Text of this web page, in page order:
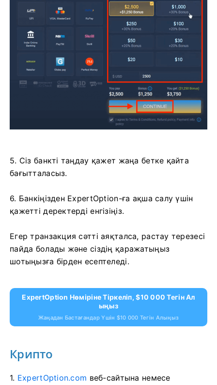
5. Сіз банкті таңдау қажет жаңа бетке қайта
бағытталасыз.
6. Банкіңізден ExpertOption-ға ақша салу үшін
қажетті деректерді енгізіңіз.
Егер транзакция сәтті аяқталса, растау терезесі
пайда болады және сіздің қаражатыңыз
шотыңызға бірден есептеледі.
ExpertOption Нөміріне Тіркеліп, $10 000 Тегін Ал
Ыңыз
Жаңадан Бастағандар Үшін $10 000 Тегін Алыңыз
Крипто
1. ExpertOption.com веб-сайтына немесе